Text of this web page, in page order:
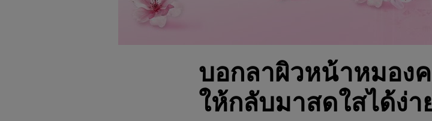
บอกลาผิวหน้าหมอง
ให้กลับมาสดใสได้ง่า